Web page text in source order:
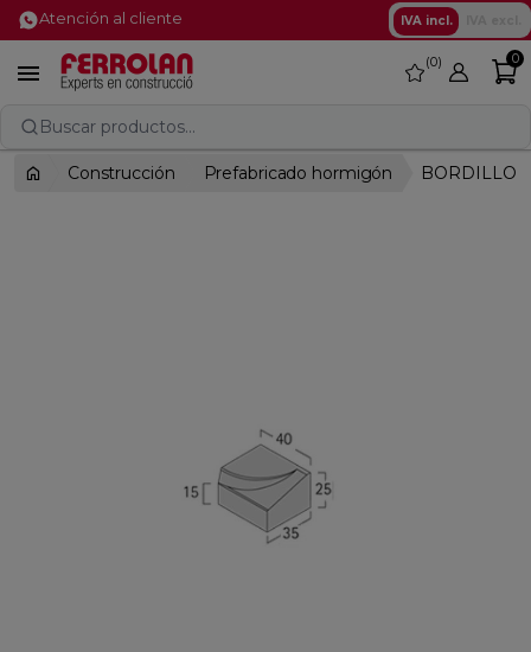
Atención al cliente IVA incl.
 favorite
0 0
Buscar productos...
Construcción Prefabricado hormigón BORDILLO